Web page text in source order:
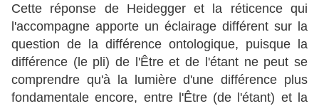
Cette réponse de Heidegger et la réticence qui
l'accompagne apporte un éclairage différent sur la
question de la différence ontologique, puisque la
différence (le pli) de l'Être et de l'étant ne peut se
comprendre qu'à la lumière d'une différence plus
fondamentale encore, entre l'Être (de l'étant) et la